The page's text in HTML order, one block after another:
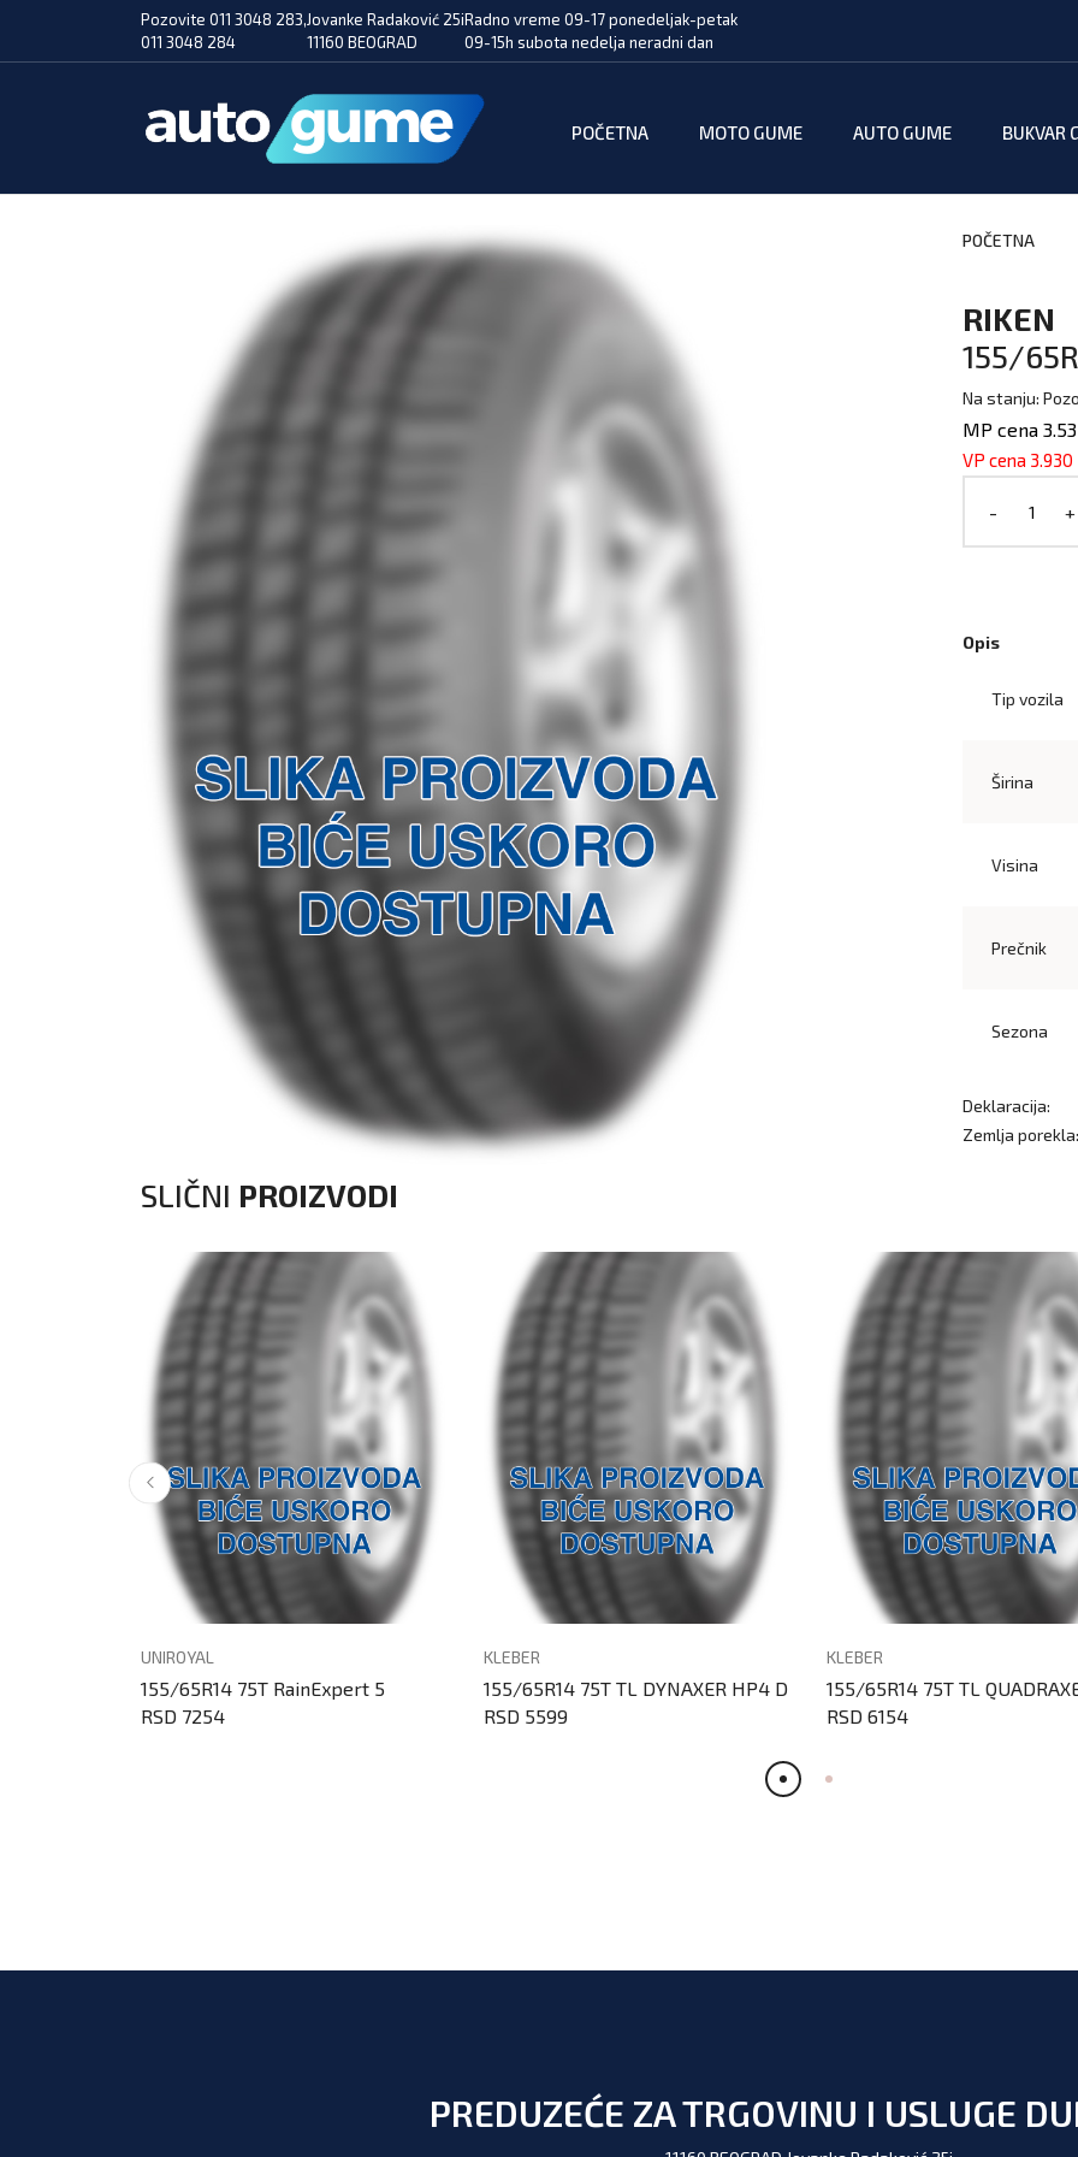
Pozovite 011 3048 283,
011 3048 284
Jovanke Radaković 25i
11160 BEOGRAD
Radno vreme 09-17 ponedeljak-petak
09-15h subota nedelja neradni dan
POČETNA MOTO GUME AUTO GUME BUKVAR
POČETNA
RIKEN
155/
Na stanju:
MP cena
VP cena 3.930
- +
Opis
Tip vozila
Širina
Visina
Prečnik
Sezona
Deklaracija:
Zemlja
SLIČNI PROIZVODI
UNIROYAL
155/65R14 75T RainExpert 5
RSD 7254
KLEBER
155/65R14 75T TL DYNAXER HP4 D
RSD 5599
KLEBER
155/65R14 75T TL
RSD 6154
PREDUZEĆE ZA TRGOVINU I USLUGE